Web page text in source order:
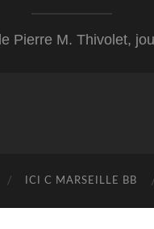
Pierre M. Thivolet,
ICI C MARSEILLE BB